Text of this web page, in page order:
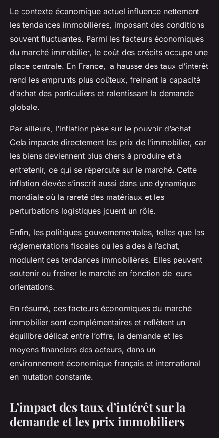
Le contexte économique actuel influence nettement
les tendances immobilières, imposant des conditions
souvent fluctuantes. Parmi les facteurs économiques
du marché immobilier, le coût des crédits occupe une
place centrale. En France, la hausse des taux d’intérêt
rend les emprunts plus coûteux, freinant la capacité
d’achat des particuliers et ralentissant la demande
globale.
Par ailleurs, l’inflation pèse sur le pouvoir d’achat.
Cela impacte directement les prix de l’immobilier, car
les biens deviennent plus chers à produire et à
entretenir, ce qui se répercute sur le marché. Cette
inflation élevée s’inscrit aussi dans une dynamique
mondiale où la rareté des matériaux et les
perturbations logistiques jouent un rôle.
Enfin, les politiques gouvernementales, telles que les
réglementations fiscales ou les aides à l’achat,
modulent ces tendances immobilières. Elles peuvent
soutenir ou freiner le marché en fonction de leurs
orientations.
En résumé, ces facteurs économiques du marché
immobilier sont complémentaires et reflètent un
équilibre délicat entre l’offre, la demande et les
moyens financiers des acteurs, dans un
environnement économique français et international
en mutation constante.
L’impact des taux d’intérêt sur la
demande et les prix immobiliers